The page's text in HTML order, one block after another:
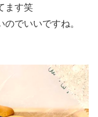
ます笑
でいいですね。